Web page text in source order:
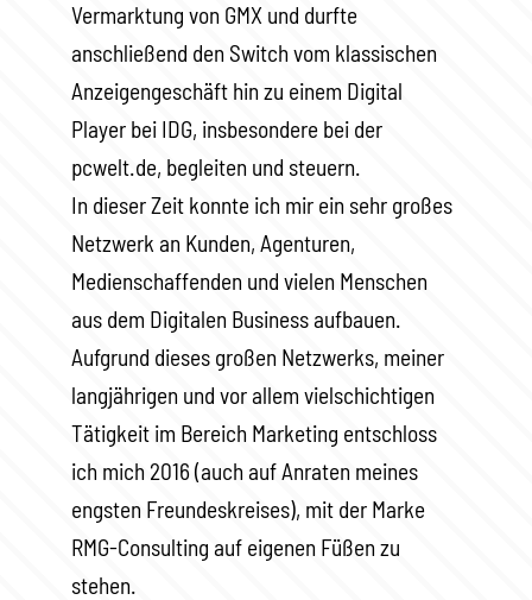
Vermarktung von GMX und durfte
anschließend den Switch vom klassischen
Anzeigengeschäft hin zu einem Digital
Player bei IDG, insbesondere bei der
pcwelt.de, begleiten und steuern.
In dieser Zeit konnte ich mir ein sehr großes
Netzwerk an Kunden, Agenturen,
Medienschaffenden und vielen Menschen
aus dem Digitalen Business aufbauen.
Aufgrund dieses großen Netzwerks, meiner
langjährigen und vor allem vielschichtigen
Tätigkeit im Bereich Marketing entschloss
ich mich 2016 (auch auf Anraten meines
engsten Freundeskreises), mit der Marke
RMG-Consulting auf eigenen Füßen zu
stehen.